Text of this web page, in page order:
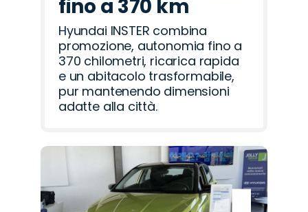
fino a 370 km
Hyundai INSTER combina
promozione, autonomia fino a
370 chilometri, ricarica rapida
e un abitacolo trasformabile,
pur mantenendo dimensioni
adatte alla città.